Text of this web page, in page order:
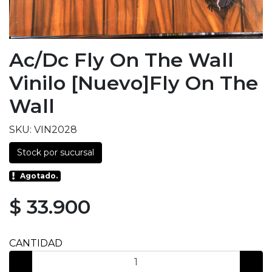
Ac/dc Fly On The Wall
Vinilo [nuevo]Fly On The
Wall
SKU: VIN2028
Stock por sucursal
Agotado.
$ 33.900
CANTIDAD